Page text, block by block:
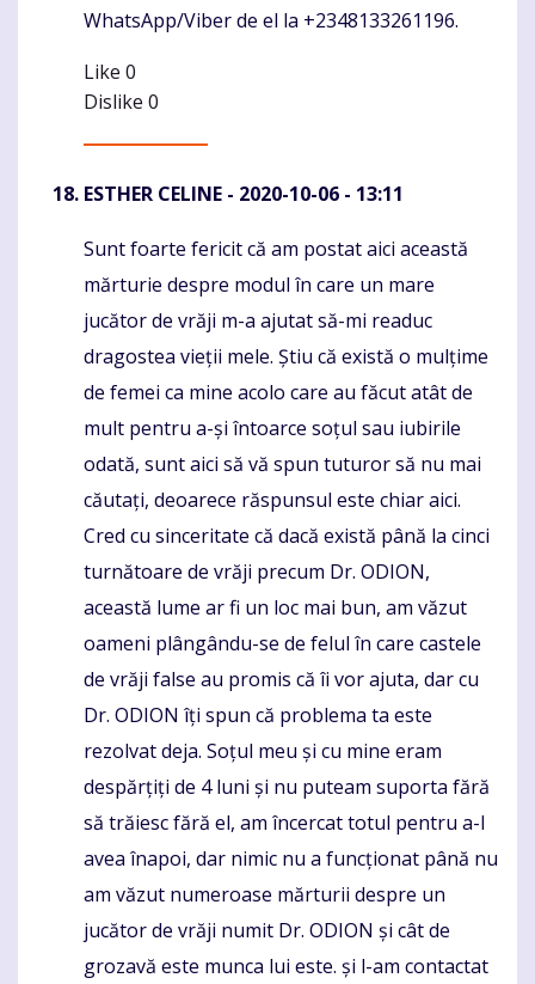
WhatsApp/Viber de el la +2348133261196.
Like 0
Dislike 0
ESTHER CELINE - 2020-10-06 - 13:11
Komentaras
Sunt foarte fericit că am postat aici această
mărturie despre modul în care un mare
jucător de vrăji m-a ajutat să-mi readuc
dragostea vieții mele. Știu că există o mulțime
de femei ca mine acolo care au făcut atât de
mult pentru a-și întoarce soțul sau iubirile
odată, sunt aici să vă spun tuturor să nu mai
căutați, deoarece răspunsul este chiar aici.
Cred cu sinceritate că dacă există până la cinci
turnătoare de vrăji precum Dr. ODION,
această lume ar fi un loc mai bun, am văzut
oameni plângându-se de felul în care castele
de vrăji false au promis că îi vor ajuta, dar cu
Dr. ODION îți spun că problema ta este
rezolvat deja. Soțul meu și cu mine eram
despărțiți de 4 luni și nu puteam suporta fără
să trăiesc fără el, am încercat totul pentru a-l
avea înapoi, dar nimic nu a funcționat până nu
am văzut numeroase mărturii despre un
jucător de vrăji numit Dr. ODION și cât de
grozavă este munca lui este. și l-am contactat